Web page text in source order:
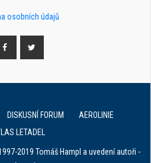
osobních údajů
DISKUSNÍ FORUM
AEROLINIE
LETADEL
2019 Tomáš Hampl a uvedení autoři -